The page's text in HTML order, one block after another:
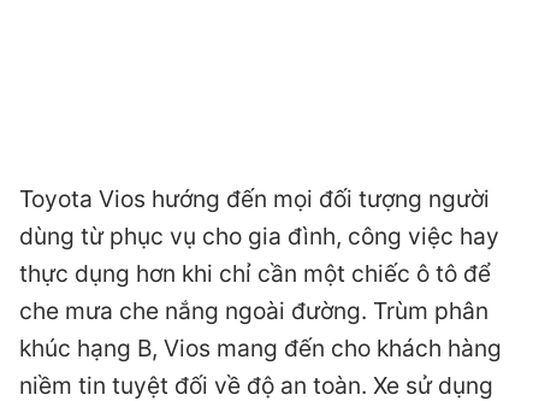
Toyota Vios hướng đến mọi đối tượng người
dùng từ phục vụ cho gia đình, công việc hay
thực dụng hơn khi chỉ cần một chiếc ô tô để
che mưa che nắng ngoài đường. Trùm phân
khúc hạng B, Vios mang đến cho khách hàng
niềm tin tuyệt đối về độ an toàn. Xe sử dụng